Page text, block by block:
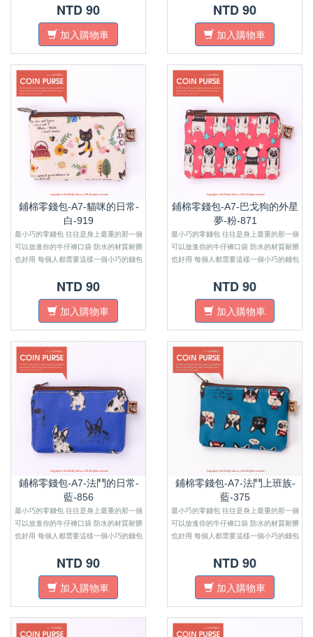
NTD 90
加入購物車
NTD 90
加入購物車
鋪棉零錢包-A7-貓咪的日常-
白-919
最小巧的零錢包 往往是身上最重的那一個
可以放進你的牛仔褲口袋 防水的材質耐髒
也好用 每個人都需要這樣一個小巧的錢包
NTD 90
加入購物車
鋪棉零錢包-A7-巴戈狗的外星
夢-粉-871
最小巧的零錢包 往往是身上最重的那一個
可以放進你的牛仔褲口袋 防水的材質耐髒
也好用 每個人都需要這樣一個小巧的錢包
NTD 90
加入購物車
鋪棉零錢包-A7-法鬥的日常-
藍-856
最小巧的零錢包 往往是身上最重的那一個
可以放進你的牛仔褲口袋 防水的材質耐髒
也好用 每個人都需要這樣一個小巧的錢包
NTD 90
加入購物車
鋪棉零錢包-A7-法鬥上班族-
藍-375
最小巧的零錢包 往往是身上最重的那一個
可以放進你的牛仔褲口袋 防水的材質耐髒
也好用 每個人都需要這樣一個小巧的錢包
NTD 90
加入購物車